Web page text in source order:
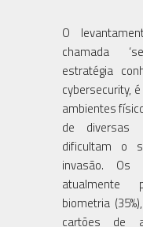
O
chamada
estratégia
cybersecurity,
ambientes
de diversas
dificultam o
invasão. Os
atualmente
biometria
cartões de